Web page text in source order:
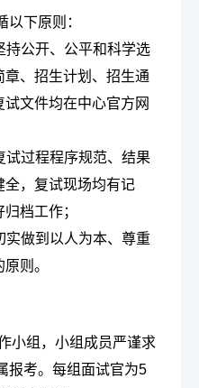
以下原则：
持公开、公平和科学选
、招生计划、招生通
文件均在中心官方网
试过程程序规范、结果
全，复试现场均有记
档工作；
实做到以人为本、尊重
则。
小组，小组成员严谨求
报考。每组面试官为5